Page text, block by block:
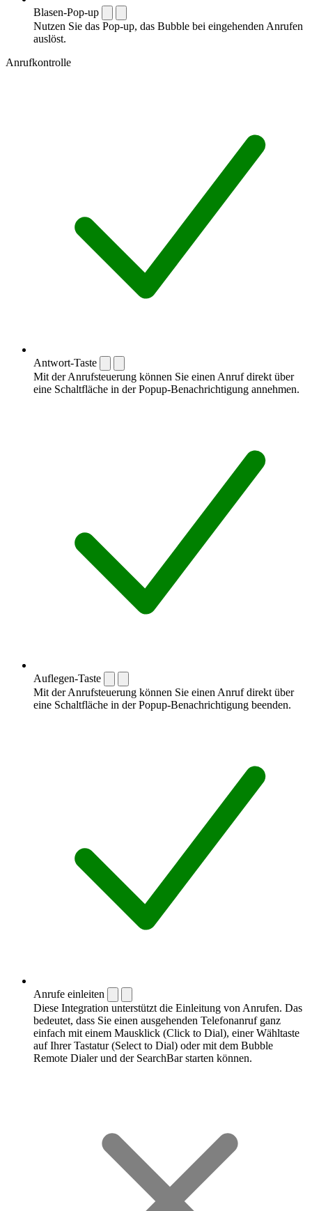
Blasen-Pop-up
Nutzen Sie das Pop-up, das Bubble bei eingehenden Anrufen
auslöst.
Anrufkontrolle
Antwort-Taste
Mit der Anrufsteuerung können Sie einen Anruf direkt über
eine Schaltfläche in der Popup-Benachrichtigung annehmen.
Auflegen-Taste
Mit der Anrufsteuerung können Sie einen Anruf direkt über
eine Schaltfläche in der Popup-Benachrichtigung beenden.
Anrufe einleiten
Diese Integration unterstützt die Einleitung von Anrufen. Das
bedeutet, dass Sie einen ausgehenden Telefonanruf ganz
einfach mit einem Mausklick (Click to Dial), einer Wähltaste
auf Ihrer Tastatur (Select to Dial) oder mit dem Bubble
Remote Dialer und der SearchBar starten können.